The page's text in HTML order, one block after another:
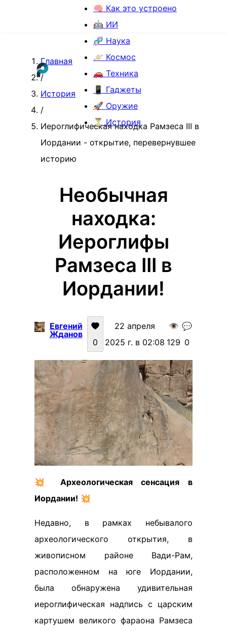
🧠 Как это устроено
🤖 ИИ
🧬 Наука
🪐 Космос
🚗 Техника
📱 Гаджеты
🚀 Оружие
⏳ История
Главная
/
История
/
Иероглифическая находка Рамзеса III в
Иордании - открытие, перевернувшее
историю
Необычная
находка:
Иероглифы
Рамзеса III в
Иордании!
Евгений
Жданов
0
22 апреля
2025 г. в 02:08
👁️
129
💬
0
💥 Археологическая сенсация в
Иордании! 💥
Недавно, в рамках небывалого
археологического открытия, в
живописном районе Вади-Рам,
расположенном на юге Иордании,
была обнаружена удивительная
иероглифическая надпись с царским
картушем великого фараона Рамзеса